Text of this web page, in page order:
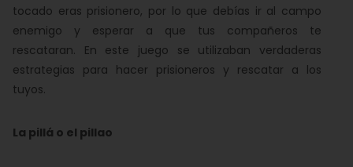
tocado eras prisionero, por lo que debías ir al campo
enemigo y esperar a que tus compañeros te
rescataran. En este juego se utilizaban verdaderas
estrategias para hacer prisioneros y rescatar a los
tuyos.
La pillá o el pillao